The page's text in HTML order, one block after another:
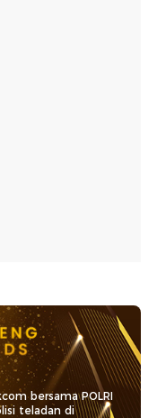
bersama POLRI
teladan di